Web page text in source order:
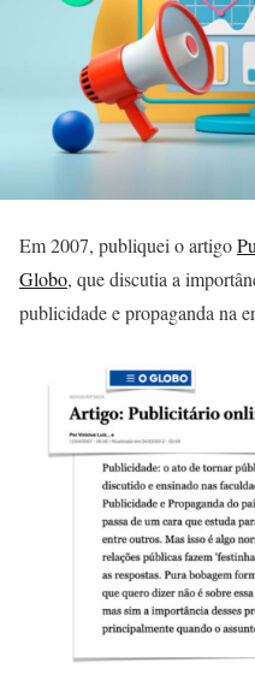
Em 2007, publiquei o artigo
Globo, que discutia a
publicidade e propaganda na